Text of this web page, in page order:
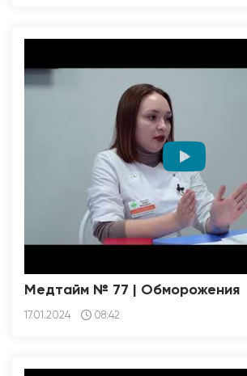
Медтайм № 77 | Обморожения
17.01.2024 08:42